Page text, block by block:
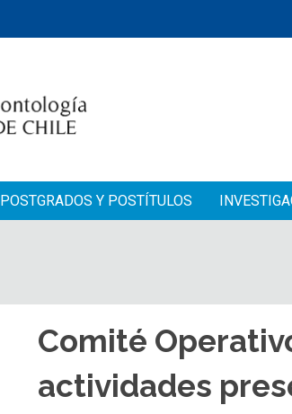
POSTGRADOS Y POSTÍTULOS
Comité
actividades